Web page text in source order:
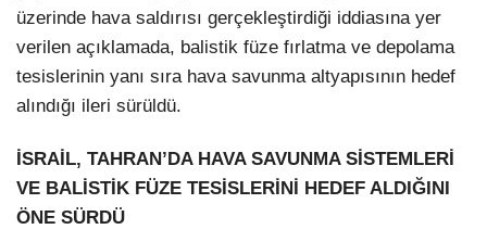
üzerinde hava saldırısı gerçekleştirdiği iddiasına yer
verilen açıklamada, balistik füze fırlatma ve depolama
tesislerinin yanı sıra hava savunma altyapısının hedef
alındığı ileri sürüldü.
İSRAİL, TAHRAN’DA HAVA SAVUNMA SİSTEMLERİ
VE BALİSTİK FÜZE TESİSLERİNİ HEDEF ALDIĞINI
ÖNE SÜRDÜ